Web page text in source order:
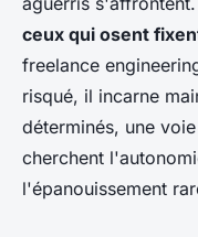
ceux qui osent
freelance
risqué, il incarne
déterminés, une
cherchent
l'épanouissement